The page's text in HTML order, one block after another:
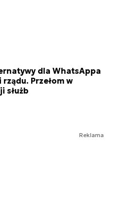
dla WhatsAppa
Przełom w
służb
Reklama